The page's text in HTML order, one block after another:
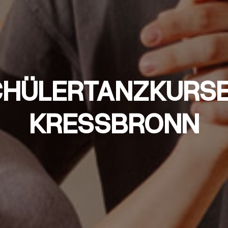
KRESSBRONN